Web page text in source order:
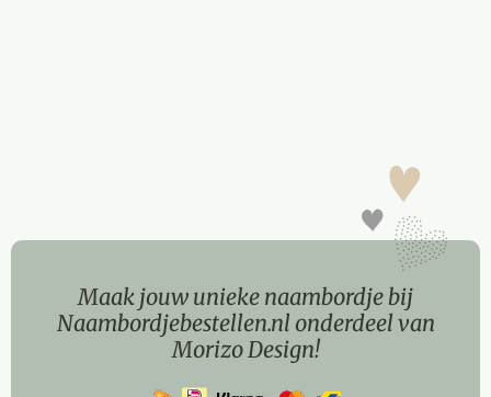
Maak jouw unieke naambordje bij
Naambordjebestellen.nl onderdeel van
Morizo Design!